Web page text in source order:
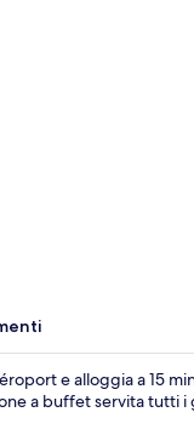
e alloggia a 15
a buffet servita tutti